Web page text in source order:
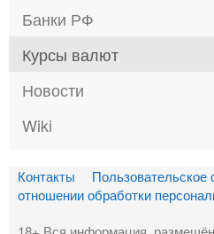
Банки РФ
Курсы валют
Новости
Wiki
Контакты Пользовательское
отношении обработки